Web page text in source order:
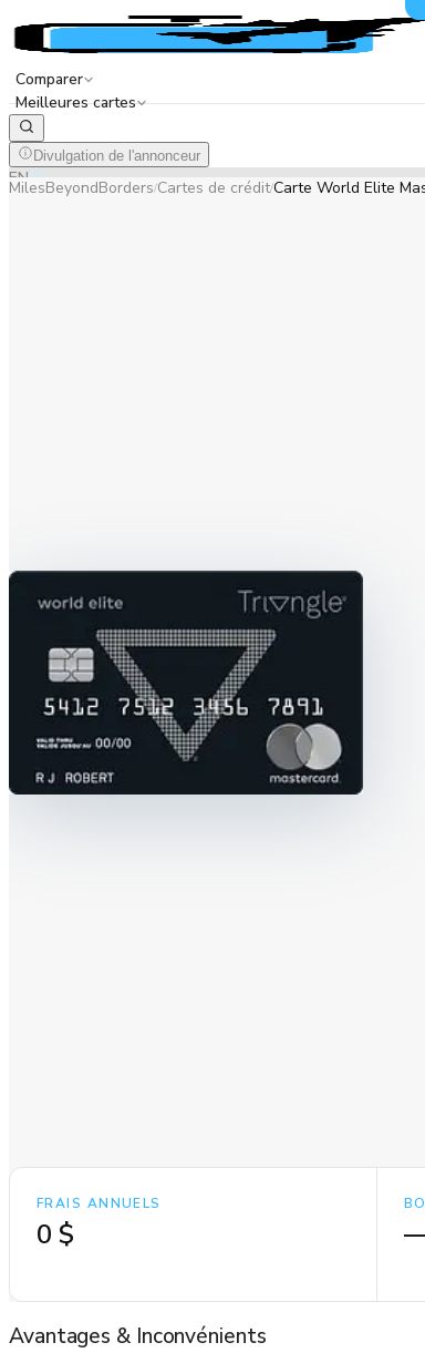
Comparer
Meilleures cartes
Divulgation de l'annonceur
ENFR
MilesBeyondBorders/Cartes de crédit/Carte World Elite
FRAIS ANNUELS
0 $
Avantages & Inconvénients